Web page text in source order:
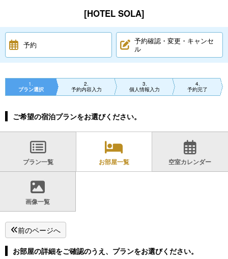
[HOTEL SOLA]
予約
予約確認・変更・キャンセ
ル
1
プラン選択
2
予約内容入力
3
個人情報入力
4
予約完了
ご希望の宿泊プランをお選びください。
プラン一覧 お部屋一覧 空室カレンダー
画像一覧
前のページへ
お部屋の詳細をご確認のうえ、プランをお選びください。